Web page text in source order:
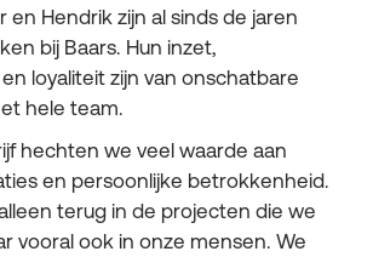
en Hendrik zijn al sinds de jaren
bij Baars. Hun inzet,
loyaliteit zijn van onschatbare
hele team.
hechten we veel waarde aan
en persoonlijke betrokkenheid.
terug in de projecten die we
vooral ook in onze mensen. We